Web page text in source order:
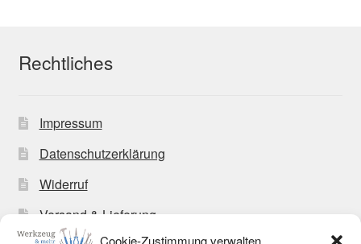
Cookie-Zustimmung verwalten
Rechtliches
Impressum
Datenschutzerklärung
Widerruf
Versand & Lieferung